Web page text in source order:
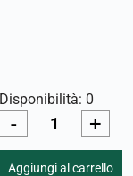
Disponibilità: 0
- +
Aggiungi al carrello